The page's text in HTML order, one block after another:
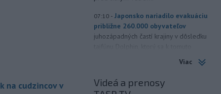
na cudzincov v
07:10 - Japonsko nariadilo evakuáciu
približne 260.000 obyvateľov
juhozápadných častí krajiny v dôsledku
zároveň v piatok zrušili viac ako 500
letov.
Viac
Videá a prenosy